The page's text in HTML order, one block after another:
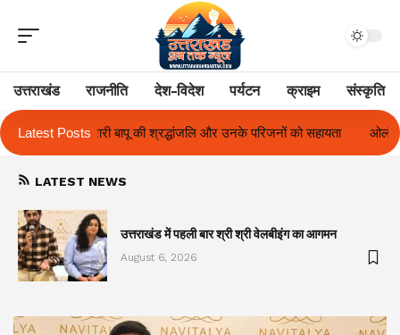
उत्तराखंड राजनीति देश-विदेश पर्यटन क्राइम संस्कृति
Latest Posts
उनके परिजनों को सहायता ओलंपस हाई के इंटर-हाउस फुटबॉल टूर्नामेंट में रिग
LATEST NEWS
उत्तराखंड में पहली बार श्री श्री वेलबीइंग का आगमन
August 6, 2026